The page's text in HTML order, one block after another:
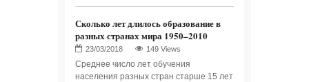
Сколько лет длилось образование в
разных странах мира 1950–2010
149 Views
Среднее число лет обучения
населения разных стран старше 15 лет